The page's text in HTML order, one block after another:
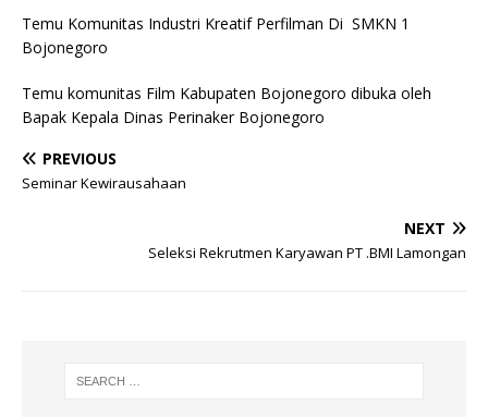
Temu Komunitas Industri Kreatif Perfilman Di SMKN 1
Bojonegoro
Temu komunitas Film Kabupaten Bojonegoro dibuka oleh
Bapak Kepala Dinas Perinaker Bojonegoro
PREVIOUS
Seminar Kewirausahaan
NEXT
Seleksi Rekrutmen Karyawan PT .BMI Lamongan